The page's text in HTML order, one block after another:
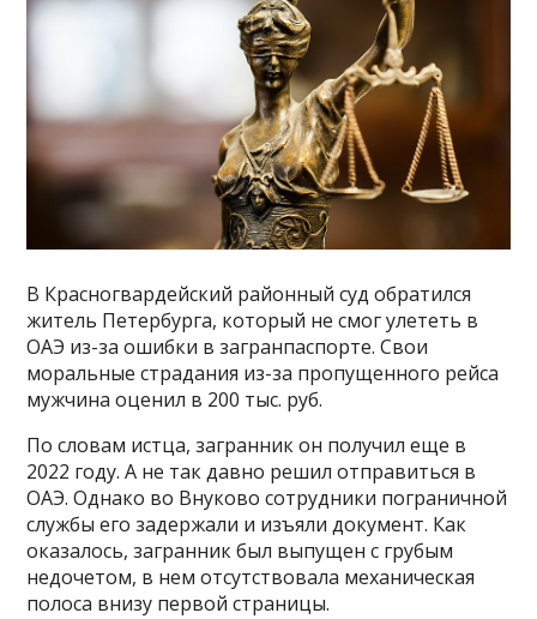
В Красногвардейский районный суд обратился
житель Петербурга, который не смог улететь в
ОАЭ из-за ошибки в загранпаспорте. Свои
моральные страдания из-за пропущенного рейса
мужчина оценил в 200 тыс. руб.
По словам истца, загранник он получил еще в
2022 году. А не так давно решил отправиться в
ОАЭ. Однако во Внуково сотрудники пограничной
службы его задержали и изъяли документ. Как
оказалось, загранник был выпущен с грубым
недочетом, в нем отсутствовала механическая
полоса внизу первой страницы.